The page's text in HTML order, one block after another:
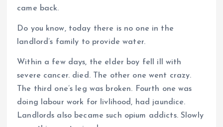
came back.
Do you know, today there is no one in the
landlord’s family to provide water.
Within a few days, the elder boy fell ill with
severe cancer. died. The other one went crazy.
The third one’s leg was broken. Fourth one was
doing labour work for livlihood, had jaundice.
Landlords also became such opium addicts. Slowly